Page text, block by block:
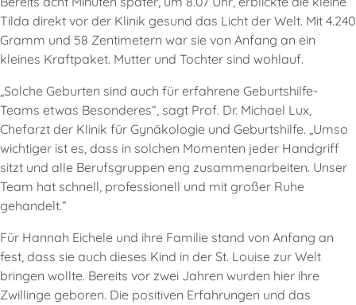
Tilda direkt vor der Klinik gesund das Licht der Welt. Mit 4.240
Gramm und 58 Zentimetern war sie von Anfang an ein
kleines Kraftpaket. Mutter und Tochter sind wohlauf.
„Solche Geburten sind auch für erfahrene Geburtshilfe-
Teams etwas Besonderes“, sagt Prof. Dr. Michael Lux,
Chefarzt der Klinik für Gynäkologie und Geburtshilfe. „Umso
wichtiger ist es, dass in solchen Momenten jeder Handgriff
sitzt und alle Berufsgruppen eng zusammenarbeiten. Unser
Team hat schnell, professionell und mit großer Ruhe
gehandelt.“
Für Hannah Eichele und ihre Familie stand von Anfang an
fest, dass sie auch dieses Kind in der St. Louise zur Welt
bringen wollte. Bereits vor zwei Jahren wurden hier ihre
Zwillinge geboren. Die positiven Erfahrungen und das